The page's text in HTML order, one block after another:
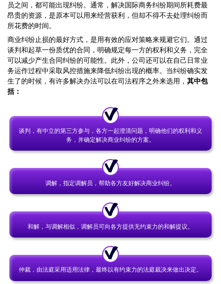
员之间，都可能出现纠纷。通常，解决国际商务纠纷期间所耗费最
昂贵的资源，是原本可以用来经营获利，但却不得不去处理纠纷而
所花费的时间。
商业纠纷止损的最好方式，是用有效的应对策略来规避它们。通过
谈判和起草一份质优的合同，明确规定每一方的权利和义务，完全
可以减少产生合同纠纷的可能性。此外，公司还可以在自己日常业
务运作过程中采取风控措施来降低纠纷出现的概率。当纠纷确实发
生了的时候，有许多解决办法可以在司法程序之外来选用， 其中包
括：
谈判，有中立的第三方参与，各方一起澄清问题，明确他们的权利和义
务，并确定解决商业纠纷的方案。
调解，指定调解员，帮助各方友好解决商业纠纷。
和解，与调解相似，调解员可向各方提供无约束力的和解提议。
仲裁，由法庭采用适用法律，最终以有约束力的法庭裁决来做出决定。